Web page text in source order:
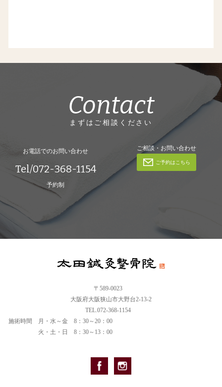
Contact
まずはご相談ください
お電話でのお問い合わせ
Tel/072-368-1154
予約制
ご相談・お問い合わせ
ご予約はこちら
〒589-0023
大阪府大阪狭山市大野台2-13-2
TEL.072-368-1154
施術時間
月・水～金 8：30～20：00
火・土・日 8：30～13：00